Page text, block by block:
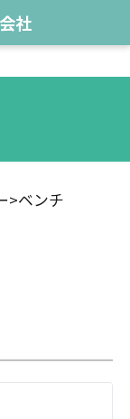
社
ベンチ